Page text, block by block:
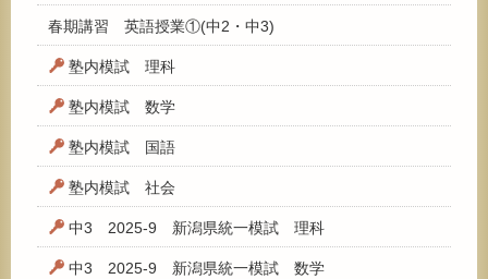
春期講習 英語授業①(中2・中3)
塾内模試 理科
塾内模試 数学
塾内模試 国語
塾内模試 社会
中3 2025-9 新潟県統一模試 理科
中3 2025-9 新潟県統一模試 数学